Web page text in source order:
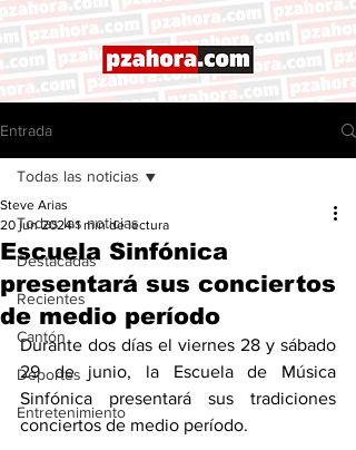
Entrada
Todas las noticias
Destacadas
Recientes
Cantón
Deportes
Entretenimiento
Todas las noticias
Escuela Sinfónica
presentará sus conciertos
de medio período
Steve Arias
20 jun 2024 1 min de lectura
Durante dos días el viernes 28 y sábado
29 de junio, la Escuela de Música
Sinfónica presentará sus tradiciones
conciertos de medio período.